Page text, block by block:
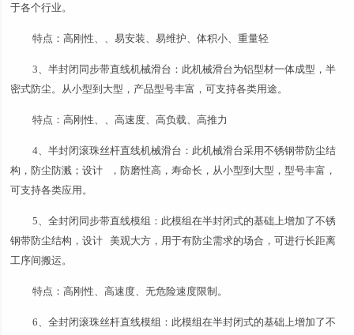
于各个行业。
特点：高刚性、、易安装、易维护、体积小、重量轻
3、半封闭同步带直线机械滑台：此机械滑台为铝型材一体成型，半
密式防尘。从小型到大型，产品型号丰富，可支持各类用途。
特点：高刚性、、高速度、高负载、高推力
4、半封闭滚珠丝杆直线机械滑台：此机械滑台采用不锈钢带防尘结
构，防尘防溅；设计 ，防磨性高，寿命长，从小型到大型，型号丰富，
可支持各类应用。
5、全封闭同步带直线模组：此模组在半封闭式的基础上增加了不锈
钢带防尘结构，设计 美观大方，用于有防尘需求的场合，可进行长距离
工序间搬运。
特点：高刚性、高速度、无危险速度限制。
6、全封闭滚珠丝杆直线模组：此模组在半封闭式的基础上增加了不